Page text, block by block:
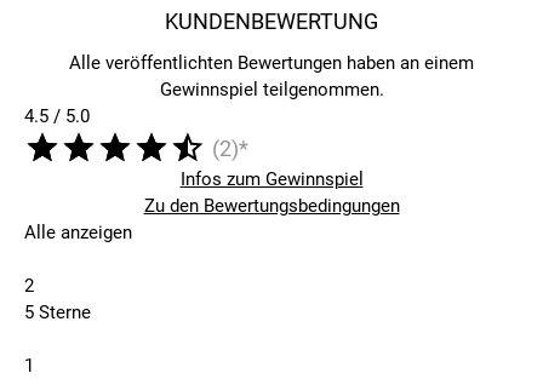
KUNDENBEWERTUNG
Alle veröffentlichten Bewertungen haben an einem
Gewinnspiel teilgenommen.
4.5 / 5.0
(2)*
Infos zum Gewinnspiel
Zu den Bewertungsbedingungen
Alle anzeigen
2
5 Sterne
1